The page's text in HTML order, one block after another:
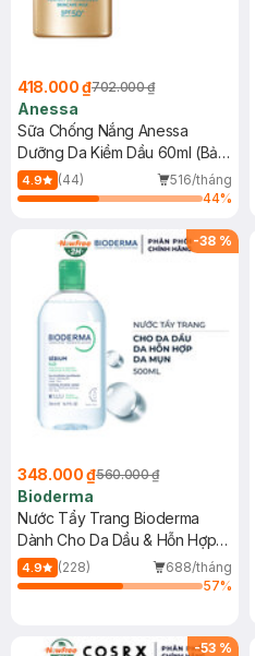
418.000 ₫702.000 ₫
Anessa
Sữa Chống Nắng Anessa
Dưỡng Da Kiềm Dầu 60ml (Bản
Mới)
4.9 (44)
516/tháng
44%
-38 %
348.000 ₫560.000 ₫
Bioderma
Nước Tẩy Trang Bioderma
Dành Cho Da Dầu & Hỗn Hợp
500ml
4.9 (228)
688/tháng
57%
-53 %